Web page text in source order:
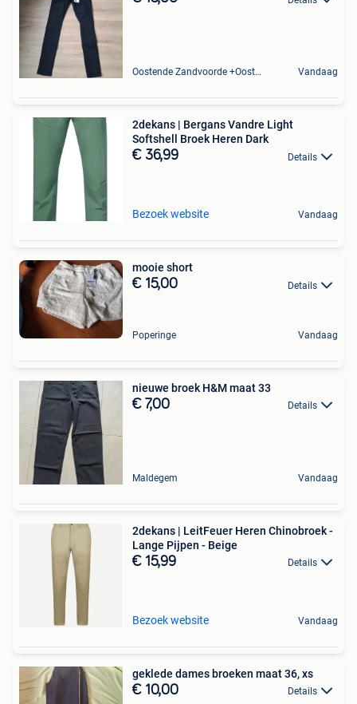
Oostende Zandvoorde +Oostende Vandaag
2dekans | Bergans Vandre Light
Softshell Broek Heren Dark
€ 36,99 Details
Bezoek website Vandaag
mooie short
€ 15,00 Details
Poperinge Vandaag
nieuwe broek H&M maat 33
€ 7,00 Details
Maldegem Vandaag
2dekans | LeitFeuer Heren Chinobroek -
Lange Pijpen - Beige
€ 15,99 Details
Bezoek website Vandaag
geklede dames broeken maat 36, xs
€ 10,00 Details